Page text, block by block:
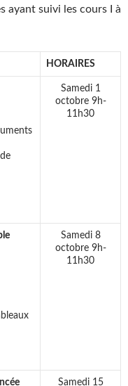
ayant suivi les cours I à
HORAIRES
Samedi 1
octobre 9h-
11h30
Samedi 8
octobre 9h-
11h30
Samedi 15